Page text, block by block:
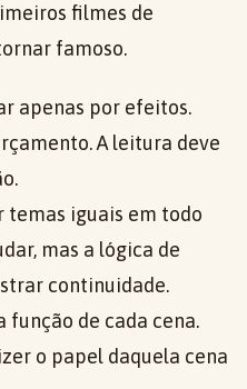
filmes de
famoso.
apenas por efeitos.
A leitura deve
temas iguais em todo
mas a lógica de
continuidade.
função de cada cena.
o papel daquela cena